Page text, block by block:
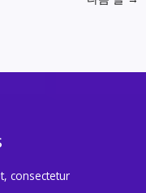
consectetur